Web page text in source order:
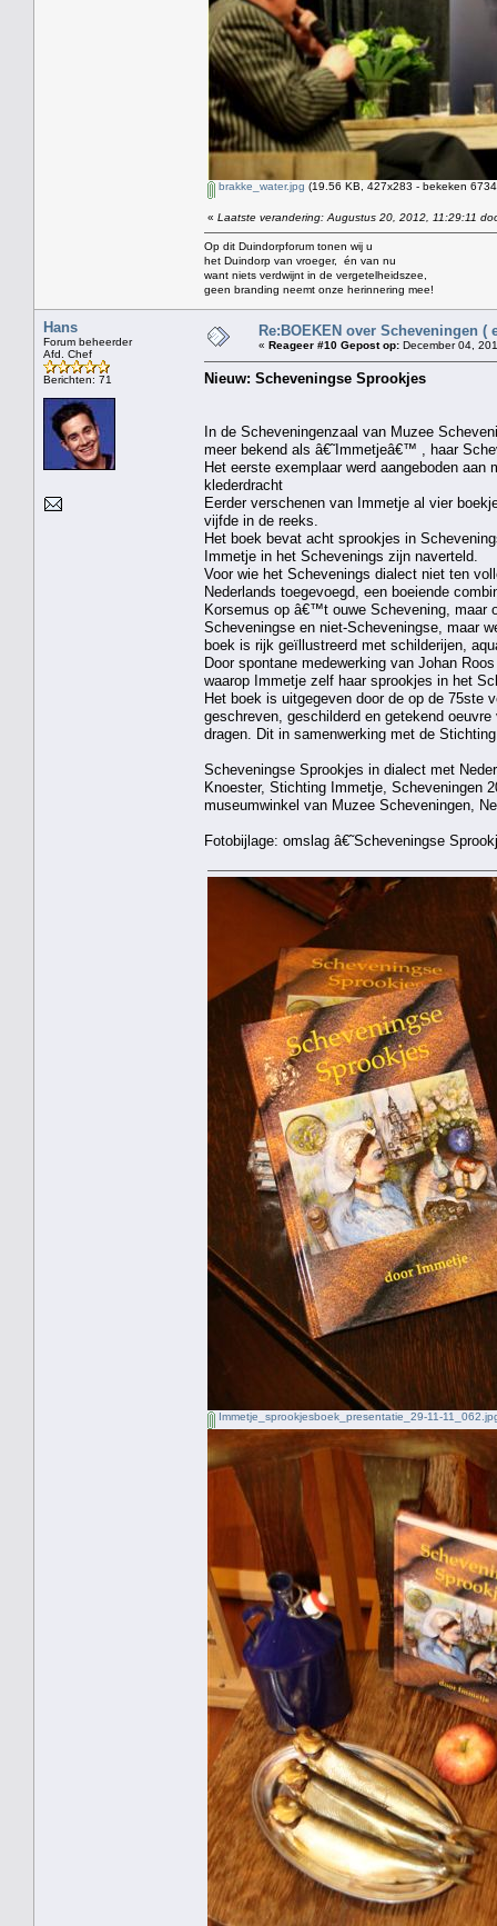
brakke_water.jpg (19.56 KB, 427x283 - bekeken
« Laatste verandering: Augustus 20, 2012, 11:29:11
Op dit Duindorpforum tonen wij u
het Duindorp van vroeger, én van nu
want niets verdwijnt in de vergetelheidszee,
geen branding neemt onze herinnering mee!
Hans
Forum beheerder
Afd. Chef
Berichten: 71
Re:BOEKEN over Scheveningen (
« Reageer #10 Gepost op: December 04,
Nieuw: Scheveningse Sprookjes
In de Scheveningenzaal van Muzee
meer bekend als â€˜Immetjeâ€™ , haar
Het eerste exemplaar werd aangeboden
klederdracht
Eerder verschenen van Immetje al vier
vijfde in de reeks.
Het boek bevat acht sprookjes in
Immetje in het Schevenings zijn naverteld.
Voor wie het Schevenings dialect niet ten
Nederlands toegevoegd, een boeiende
Korsemus op â€™t ouwe Schevening, maar
Scheveningse en niet-Scheveningse, maar
boek is rijk geïllustreerd met schilderijen,
Door spontane medewerking van Johan
waarop Immetje zelf haar sprookjes in het
Het boek is uitgegeven door de op de 75ste
geschreven, geschilderd en getekend
dragen. Dit in samenwerking met de
Scheveningse Sprookjes in dialect met
Knoester, Stichting Immetje, Scheveningen
museumwinkel van Muzee Scheveningen,
Fotobijlage: omslag â€˜Scheveningse
Immetje_sprookjesboek_presentatie_29-11-